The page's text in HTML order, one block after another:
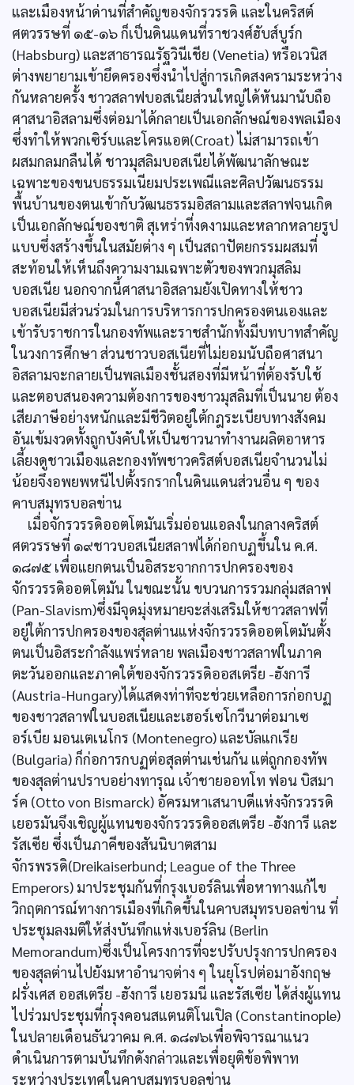
และเมืองหน้าด่านที่สำคัญของจักรวรรดิ และในคริสต์
ศตวรรษที่ ๑๕-๑๖ ก็เป็นดินแดนที่ราชวงศ์ฮับส์บูร์ก
(Habsburg) และสาธารณรัฐวินีเชีย (Venetia) หรือเวนิส
ต่างพยายามเข้ายึดครองซึ่งนำไปสู่การเกิดสงครามระหว่าง
กันหลายครั้ง ชาวสลาฟบอสเนียส่วนใหญ่ได้หันมานับถือ
ศาสนาอิสลามซึ่งต่อมาได้กลายเป็นเอกลักษณ์ของพลเมือง
ซึ่งทำให้พวกเซิร์บและโครแอต(Croat) ไม่สามารถเข้า
ผสมกลมกลืนได้ ชาวมุสลิมบอสเนียได้พัฒนาลักษณะ
เฉพาะของขนบธรรมเนียมประเพณีและศิลปวัฒนธรรม
พื้นบ้านของตนเข้ากับวัฒนธรรมอิสลามและสลาฟจนเกิด
เป็นเอกลักษณ์ของชาติ สุเหร่าที่งดงามและหลากหลายรูป
แบบซึ่งสร้างขึ้นในสมัยต่าง ๆ เป็นสถาปัตยกรรมผสมที่
สะท้อนให้เห็นถึงความงามเฉพาะตัวของพวกมุสลิม
บอสเนีย นอกจากนี้ศาสนาอิสลามยังเปิดทางให้ชาว
บอสเนียมีส่วนร่วมในการบริหารการปกครองตนเองและ
เข้ารับราชการในกองทัพและราชสำนักทั้งมีบทบาทสำคัญ
ในวงการศึกษา ส่วนชาวบอสเนียที่ไม่ยอมนับถือศาสนา
อิสลามจะกลายเป็นพลเมืองชั้นสองที่มีหน้าที่ต้องรับใช้
และตอบสนองความต้องการของชาวมุสลิมที่เป็นนาย ต้อง
เสียภาษีอย่างหนักและมีชีวิตอยู่ใต้กฎระเบียบทางสังคม
อันเข้มงวดทั้งถูกบังคับให้เป็นชาวนาทำงานผลิตอาหาร
เลี้ยงดูชาวเมืองและกองทัพชาวคริสต์บอสเนียจำนวนไม่
น้อยจึงอพยพหนีไปตั้งรกรากในดินแดนส่วนอื่น ๆ ของ
คาบสมุทรบอลข่าน
เมื่อจักรวรรดิออตโตมันเริ่มอ่อนแอลงในกลางคริสต์
ศตวรรษที่ ๑๙ชาวบอสเนียสลาฟได้ก่อกบฏขึ้นใน ค.ศ.
๑๘๗๕ เพื่อแยกตนเป็นอิสระจากการปกครองของ
จักรวรรดิออตโตมัน ในขณะนั้น ขบวนการรวมกลุ่มสลาฟ
(Pan-Slavism)ซึ่งมีจุดมุ่งหมายจะส่งเสริมให้ชาวสลาฟที่
อยู่ใต้การปกครองของสุลต่านแห่งจักรวรรดิออตโตมันตั้ง
ตนเป็นอิสระกำลังแพร่หลาย พลเมืองชาวสลาฟในภาค
ตะวันออกและภาคใต้ของจักรวรรดิออสเตรีย -ฮังการี
(Austria-Hungary)ได้แสดงท่าทีจะช่วยเหลือการก่อกบฏ
ของชาวสลาฟในบอสเนียและเฮอร์เซโกวีนาต่อมาเซ
อร์เบีย มอนเตเนโกร (Montenegro) และบัลแกเรีย
(Bulgaria) ก็ก่อการกบฏต่อสุลต่านเช่นกัน แต่ถูกกองทัพ
ของสุลต่านปราบอย่างทารุณ เจ้าชายออทโท ฟอน บิสมา
ร์ค (Otto von Bismarck) อัครมหาเสนาบดีแห่งจักรวรรดิ
เยอรมันจึงเชิญผู้แทนของจักรวรรดิออสเตรีย -ฮังการี และ
รัสเซีย ซึ่งเป็นภาคีของสันนิบาตสาม
จักรพรรดิ(Dreikaiserbund; League of the Three
Emperors) มาประชุมกันที่กรุงเบอร์ลินเพื่อหาทางแก้ไข
วิกฤตการณ์ทางการเมืองที่เกิดขึ้นในคาบสมุทรบอลข่าน ที่
ประชุมลงมติให้ส่งบันทึกแห่งเบอร์ลิน (Berlin
Memorandum)ซึ่งเป็นโครงการที่จะปรับปรุงการปกครอง
ของสุลต่านไปยังมหาอำนาจต่าง ๆ ในยุโรปต่อมาอังกฤษ
ฝรั่งเศส ออสเตรีย -ฮังการี เยอรมนี และรัสเซีย ได้ส่งผู้แทน
ไปร่วมประชุมที่กรุงคอนสแตนติโนเปิล (Constantinople)
ในปลายเดือนธันวาคม ค.ศ. ๑๘๗๖เพื่อพิจารณาแนว
ดำเนินการตามบันทึกดังกล่าวและเพื่อยุติข้อพิพาท
ระหว่างประเทศในคาบสมุทรบอลข่าน